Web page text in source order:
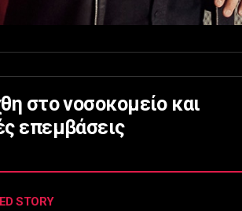
στο νοσοκομείο και
επεμβάσεις
STORY